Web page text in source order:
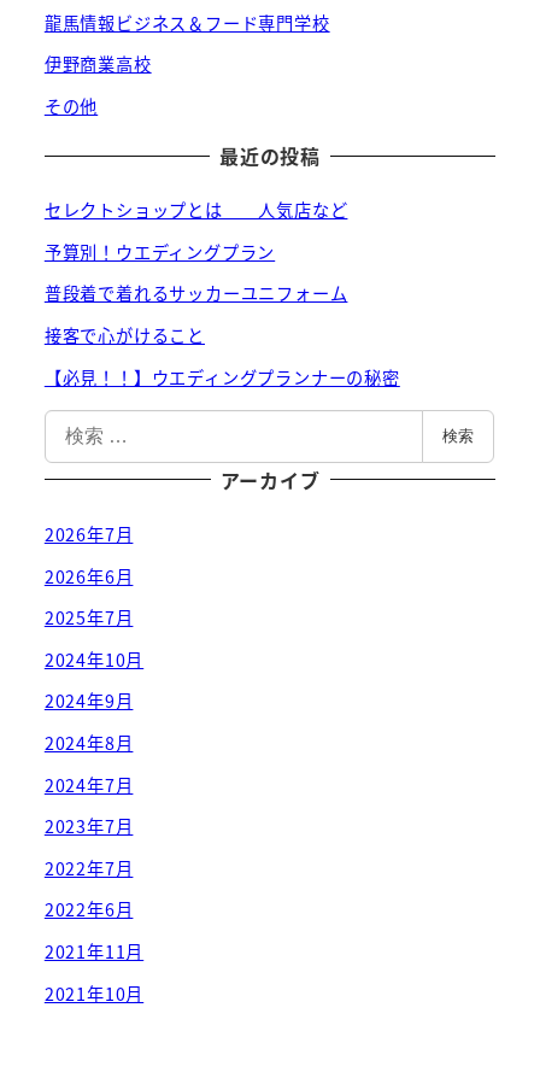
龍馬情報ビジネス＆フード専門学校
伊野商業高校
その他
最近の投稿
セレクトショップとは 人気店など
予算別！ウエディングプラン
普段着で着れるサッカーユニフォーム
接客で心がけること
【必見！！】ウエディングプランナーの秘密
検
索
検索
アーカイブ
2026年7月
2026年6月
2025年7月
2024年10月
2024年9月
2024年8月
2024年7月
2023年7月
2022年7月
2022年6月
2021年11月
2021年10月